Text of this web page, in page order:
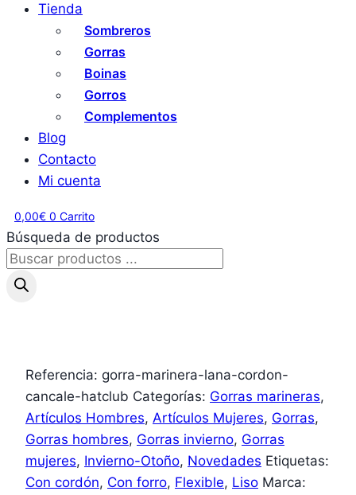
Tienda
Sombreros
Gorras
Boinas
Gorros
Complementos
Blog
Contacto
Mi cuenta
0,00€ 0 Carrito
Búsqueda de productos
Referencia: gorra-marinera-lana-cordon-
cancale-hatclub Categorías: Gorras marineras,
Artículos Hombres, Artículos Mujeres, Gorras,
Gorras hombres, Gorras invierno, Gorras
mujeres, Invierno-Otoño, Novedades Etiquetas:
Con cordón, Con forro, Flexible, Liso Marca: